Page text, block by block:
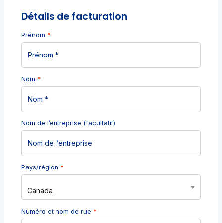
Détails de facturation
Prénom *
Nom *
Nom de l’entreprise (facultatif)
Pays/région *
Canada
Numéro et nom de rue *